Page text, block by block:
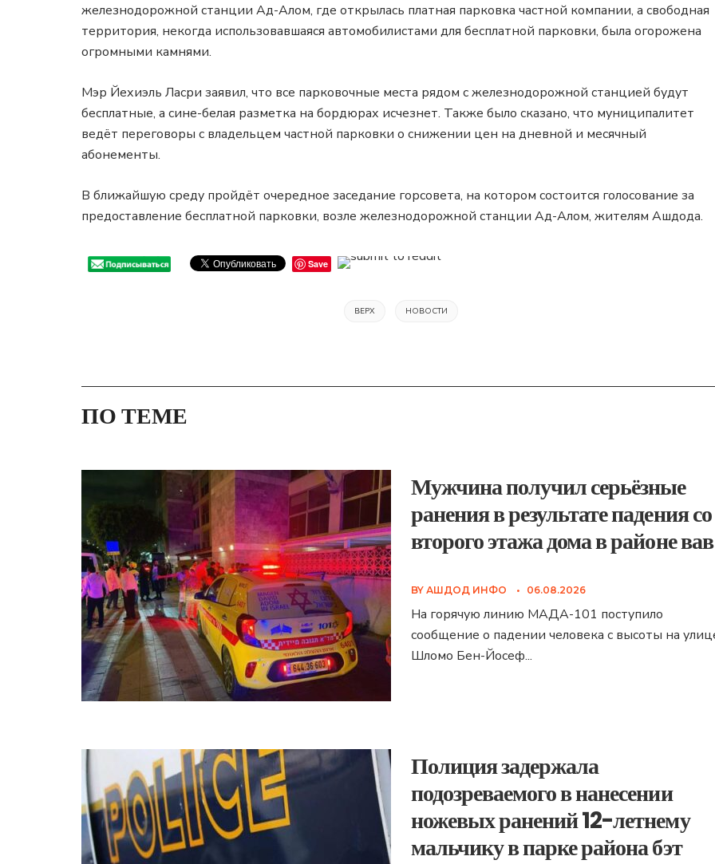
железнодорожной станции Ад-Алом, где открылась платная парковка частной компании, а свободная
территория, некогда использовавшаяся автомобилистами для бесплатной парковки, была огорожена
огромными камнями.
Мэр Йехиэль Ласри заявил, что все парковочные места рядом с железнодорожной станцией будут
бесплатные, а сине-белая разметка на бордюрах исчезнет. Также было сказано, что муниципалитет
ведёт переговоры с владельцем частной парковки о снижении цен на дневной и месячный
абонементы.
В ближайшую среду пройдёт очередное заседание горсовета, на котором состоится голосование за
предоставление бесплатной парковки, возле железнодорожной станции Ад-Алом, жителям Ашдода.
Save
ВЕРХ НОВОСТИ
ПО ТЕМЕ
Мужчина получил серьёзные
ранения в результате падения со
второго этажа дома в районе вав
BY АШДОД ИНФО • 06.08.2026
На горячую линию МАДА-101 поступило
сообщение о падении человека с высоты на
Шломо Бен-Йосеф...
Полиция задержала
подозреваемого в нанесении
ножевых ранений 12-летнему
мальчику в парке района бэт